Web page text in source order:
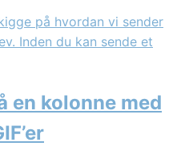
på hvordan vi sender
Inden du kan sende et
en kolonne med